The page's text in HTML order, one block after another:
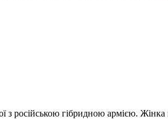
з російською гібридною армією.